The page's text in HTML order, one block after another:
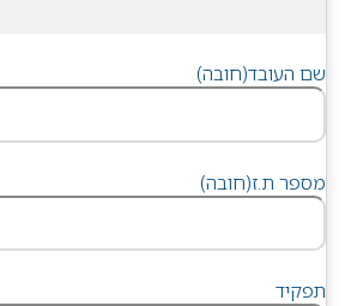
שם העובד(חובה)
מספר ת.ז(חובה)
תפקיד